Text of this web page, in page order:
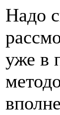
Надо
уже в